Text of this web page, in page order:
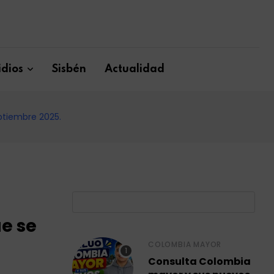
Sisbén Actualidad
2025.
se
COLOMBIA MAYOR
Consulta Colombia